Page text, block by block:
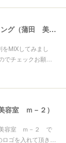
DOORS MIXスタイリング（蒲田 美容室 ｍ－２）
MIXしてみまし
でチェックお願…
容室 ｍ－２）
容室 ｍ－２ で
ゴを入れて頂き…